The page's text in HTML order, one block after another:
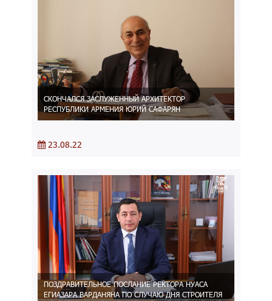
СКОНЧАЛСЯ ЗАСЛУЖЕННЫЙ АРХИТЕКТОР
РЕСПУБЛИКИ АРМЕНИЯ ЮРИЙ САФАРЯН
23.08.22
ПОЗДРАВИТЕЛЬНОЕ ПОСЛАНИЕ РЕКТОРА НУАСА
ЕГИАЗАРА ВАРДАНЯНА ПО СЛУЧАЮ ДНЯ СТРОИТЕЛЯ